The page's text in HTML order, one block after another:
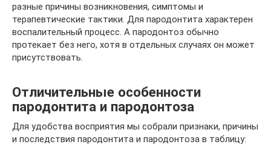
разные причины возникновения, симптомы и
терапевтические тактики. Для пародонтита характерен
воспалительный процесс. А пародонтоз обычно
протекает без него, хотя в отдельных случаях он может
присутствовать.
Отличительные особенности
пародонтита и пародонтоза
Для удобства восприятия мы собрали признаки, причины
и последствия пародонтита и пародонтоза в таблицу: